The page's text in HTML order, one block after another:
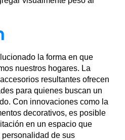
la forma en que
nuestros hogares. La
resultantes ofrecen
para quienes buscan un
Con innovaciones como la
decorativos, es posible
en un espacio que
de sus